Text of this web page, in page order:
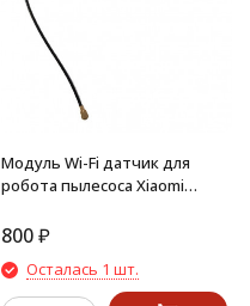
Модуль Wi-Fi датчик для
робота пылесоса Xiaomi
800₽
Осталась 1 шт.